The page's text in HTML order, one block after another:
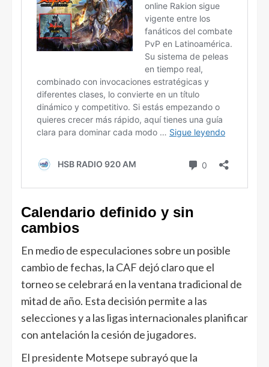
Calendario definido y sin
cambios
En medio de especulaciones sobre un posible
cambio de fechas, la CAF dejó claro que el
torneo se celebrará en la ventana tradicional de
mitad de año. Esta decisión permite a las
selecciones y a las ligas internacionales planificar
con antelación la cesión de jugadores.
El presidente Motsepe subrayó que la